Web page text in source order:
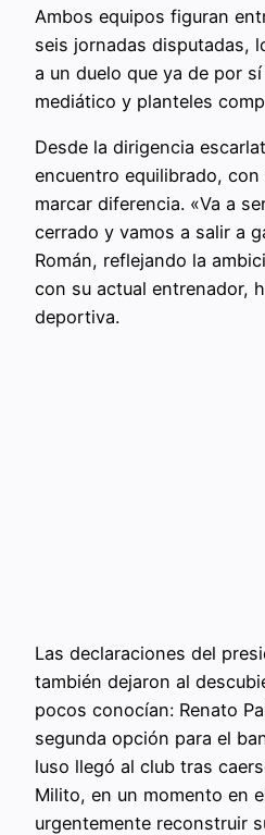
Ambos equipos figuran
seis jornadas disputadas,
a un duelo que ya de por
mediático y planteles
Desde la dirigencia
encuentro equilibrado, con
marcar diferencia. «Va a
cerrado y vamos a salir a
Román, reflejando la
con su actual entrenador,
deportiva.
Las declaraciones del
también dejaron al
pocos conocían: Renato
segunda opción para el
luso llegó al club tras
Milito, en un momento en
urgentemente reconstruir